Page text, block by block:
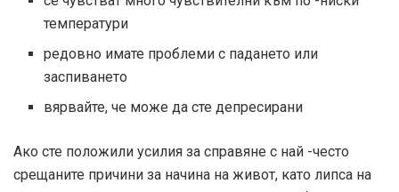
температури
редовно имате проблеми с падането или
заспиването
вярвайте, че може да сте депресирани
Ако сте положили усилия за справяне с най -често
срещаните причини за начина на живот, като липса на